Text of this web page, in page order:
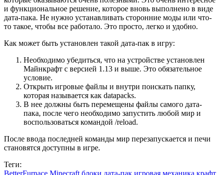
и функциональное решение, которое вновь выполнено в виде
дата-пака. Не нужно устанавливать сторонние моды или что-
то такое, чтобы все работало. Это просто, легко и удобно.
Как может быть установлен такой дата-пак в игру:
Необходимо убедиться, что на устройстве установлен
Майнкрафт с версией 1.13 и выше. Это обязательное
условие.
Открыть игровые файлы и внутри поискать папку,
которая называется как datapacks.
В нее должны быть перемещены файлы самого дата-
пака, после чего необходимо запустить любой мир и
воспользоваться командой /reload.
После ввода последней команды мир перезапускается и печи
становятся доступны в игре.
Теги:
BetterFurnace Minecraft блоки дата-пак игровая механика крафт